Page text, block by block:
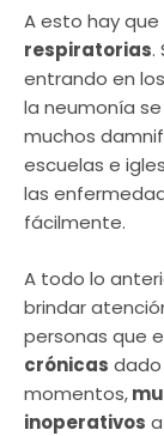
A esto hay que
respiratorias.
entrando en
la neumonía
muchos
escuelas e
las
fácilmente.
A todo lo
brindar
personas que
crónicas
momentos,
inoperativos